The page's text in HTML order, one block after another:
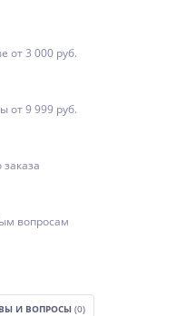
от 3 000 руб.
от 9 999 руб.
вопросам
И ВОПРОСЫ (0)